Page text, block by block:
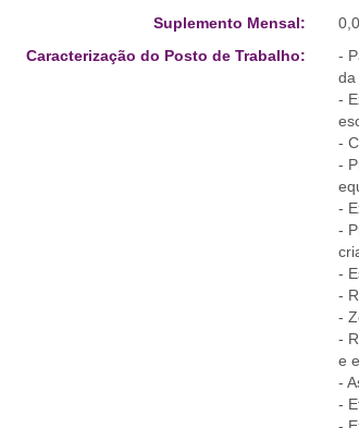
Suplemento Mensal:
Caracterização do Posto de Trabalho:
-
da
-
-
-
-
-
-
-
-
-
e
-
-